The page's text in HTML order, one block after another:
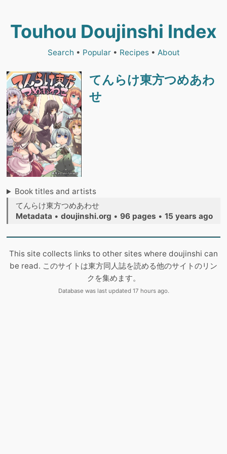
Touhou Doujinshi Index
Search • Popular• Recipes• About
てんらけ東方つめあわ
せ
Book titles and artists
てんらけ東方つめあわせ
Metadata • doujinshi.org • 96 pages • 15 years ago
This site collects links to other sites where doujinshi can
be read. このサイトは東方同人誌を読める他のサイトのリン
クを集めます。
Database was last updated 17 hours ago.